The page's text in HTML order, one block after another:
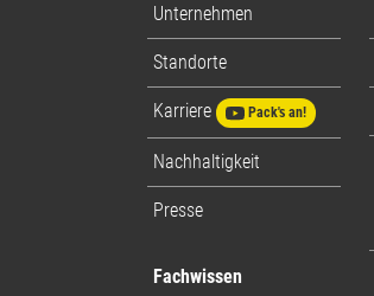
Unternehmen
Standorte
Karriere Pack's an!
Nachhaltigkeit
Presse
Fachwissen